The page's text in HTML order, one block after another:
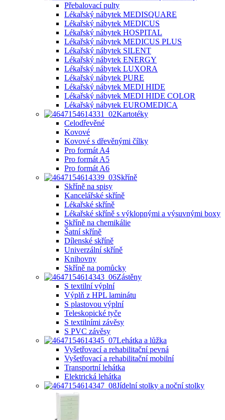
Přebalovací pulty
Lékařský nábytek MEDISQUARE
Lékařský nábytek MEDICUS
Lékařský nábytek HOSPITAL
Lékařský nábytek MEDICUS PLUS
Lékařský nábytek SILENT
Lékařský nábytek ENERGY
Lékařský nábytek LUXORA
Lékařský nábytek PURE
Lékařský nábytek MEDI HIDE
Lékařský nábytek MEDI HIDE COLOR
Lékařský nábytek EUROMEDICA
Kartotéky
Celodřevěné
Kovové
Kovové s dřevěnými čílky
Pro formát A4
Pro formát A5
Pro formát A6
Skříně
Skříně na spisy
Kancelářské skříně
Lékařské skříně
Lékařské skříně s výklopnými a výsuvnými boxy
Skříně na chemikálie
Šatní skříně
Dílenské skříně
Univerzální skříně
Knihovny
Skříně na pomůcky
Zástěny
S textilní výplní
Výplň z HPL laminátu
S plastovou výplní
Teleskopické tyče
S textilními závěsy
S PVC závěsy
Lehátka a lůžka
Vyšetřovací a rehabilitační pevná
Vyšetřovací a rehabilitační mobilní
Transportní lehátka
Elektrická lehátka
Jídelní stolky a noční stolky